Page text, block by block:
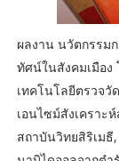
ผลงาน นวัตกรรม
ทัศน์ในสังคมเมือ
เทคโนโลยีตรวจ
เอนไซม์สังเครา
สถาบันวิทยสิริเม